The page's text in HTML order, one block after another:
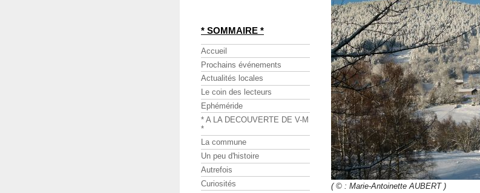
( © : Marie-Antoinette AUBERT )
* SOMMAIRE *
Accueil
Prochains événements
Actualités locales
Le coin des lecteurs
Ephéméride
* A LA DECOUVERTE DE V-M
*
La commune
Un peu d'histoire
Autrefois
Curiosités